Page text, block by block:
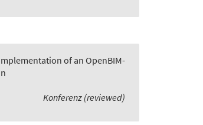
of an OpenBIM-
Konferenz (reviewed)